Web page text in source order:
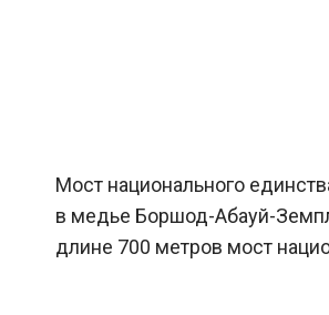
Мост национального
в медье Боршод-Абауй-
длине 700 метров мост